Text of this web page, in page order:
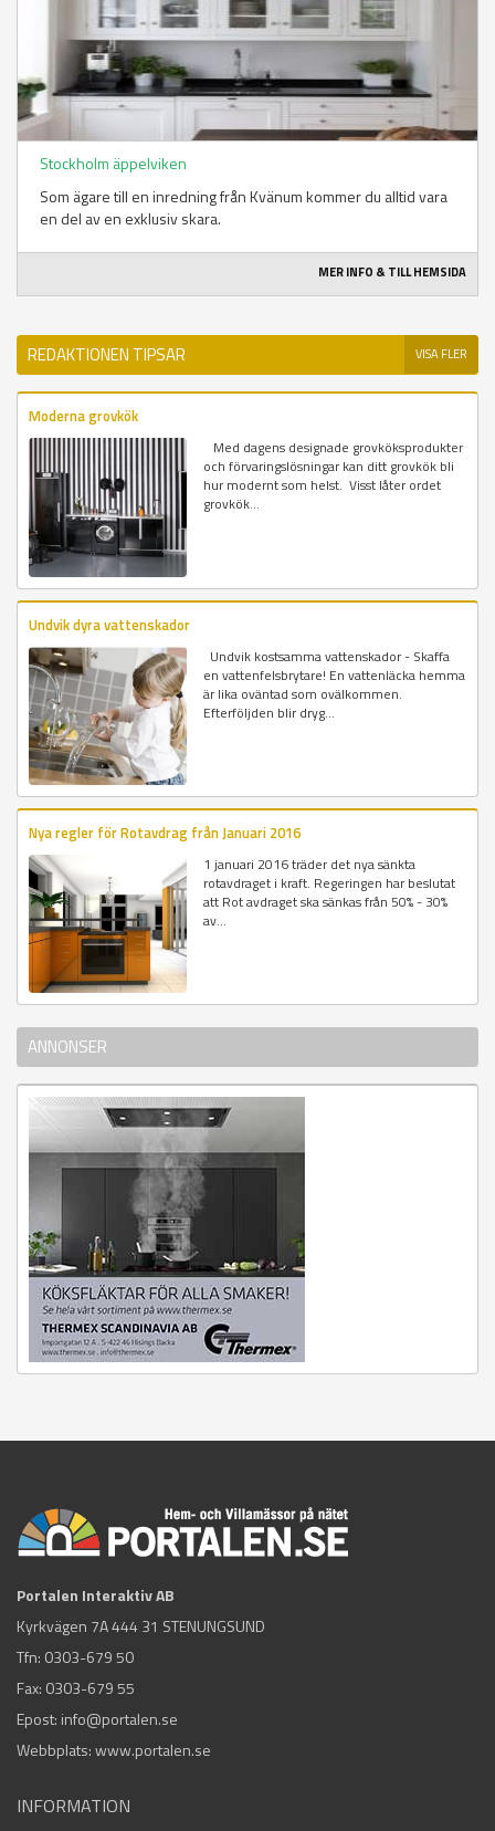
Stockholm äppelviken
Som ägare till en inredning från Kvänum kommer du alltid vara
en del av en exklusiv skara.
MER INFO & TILL HEMSIDA
REDAKTIONEN TIPSAR VISA FLER
Moderna grovkök
Med dagens designade grovköksprodukter
och förvaringslösningar kan ditt grovkök bli
hur modernt som helst. Visst låter ordet
grovkök...
Undvik dyra vattenskador
Undvik kostsamma vattenskador - Skaffa
en vattenfelsbrytare! En vattenläcka hemma
är lika oväntad som ovälkommen.
Efterföljden blir dryg...
Nya regler för Rotavdrag från Januari 2016
1 januari 2016 träder det nya sänkta
rotavdraget i kraft. Regeringen har beslutat
att Rot avdraget ska sänkas från 50% - 30%
av...
ANNONSER
Portalen Interaktiv AB
Kyrkvägen 7A 444 31 STENUNGSUND
Tfn: 0303-679 50
Fax: 0303-679 55
Epost: info@portalen.se
Webbplats: www.portalen.se
INFORMATION